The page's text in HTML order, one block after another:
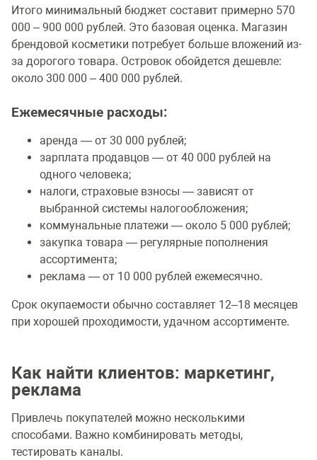
Итого минимальный бюджет составит примерно 570
000 – 900 000 рублей. Это базовая оценка. Магазин
брендовой косметики потребует больше вложений из-
за дорогого товара. Островок обойдется дешевле:
около 300 000 – 400 000 рублей.
Ежемесячные расходы:
аренда — от 30 000 рублей;
зарплата продавцов — от 40 000 рублей на
одного человека;
налоги, страховые взносы — зависят от
выбранной системы налогообложения;
коммунальные платежи — около 5 000 рублей;
закупка товара — регулярные пополнения
ассортимента;
реклама — от 10 000 рублей ежемесячно.
Срок окупаемости обычно составляет 12–18 месяцев
при хорошей проходимости, удачном ассортименте.
Как найти клиентов: маркетинг,
реклама
Привлечь покупателей можно несколькими
способами. Важно комбинировать методы,
тестировать каналы.